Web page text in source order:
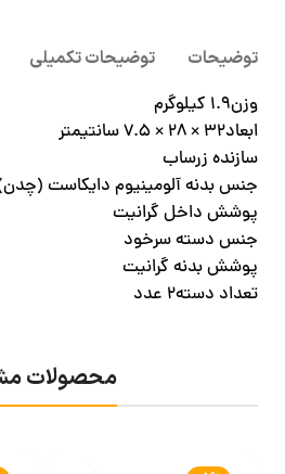
توضیحات توضیحات تکمیلی
وزن1.9 کیلوگرم
ابعاد32 × 28 × 7.5 سانتیمتر
سازنده زرساب
جنس بدنه آلومینیوم دایکاست
پوشش داخل گرانیت
جنس دسته سرخود
پوشش بدنه گرانیت
تعداد دسته2 عدد
محصولات